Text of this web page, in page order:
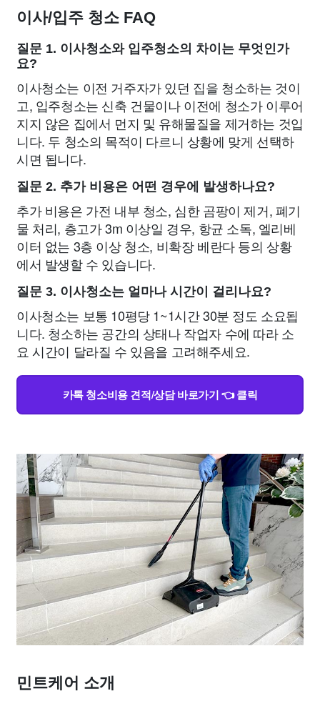
이사/입주 청소 FAQ
질문 1. 이사청소와 입주청소의 차이는 무엇인가
요?
이사청소는 이전 거주자가 있던 집을 청소하는 것이
고, 입주청소는 신축 건물이나 이전에 청소가 이루어
지지 않은 집에서 먼지 및 유해물질을 제거하는 것입
니다. 두 청소의 목적이 다르니 상황에 맞게 선택하
시면 됩니다.
질문 2. 추가 비용은 어떤 경우에 발생하나요?
추가 비용은 가전 내부 청소, 심한 곰팡이 제거, 폐기
물 처리, 층고가 3m 이상일 경우, 항균 소독, 엘리베
이터 없는 3층 이상 청소, 비확장 베란다 등의 상황
에서 발생할 수 있습니다.
질문 3. 이사청소는 얼마나 시간이 걸리나요?
이사청소는 보통 10평당 1~1시간 30분 정도 소요됩
니다. 청소하는 공간의 상태나 작업자 수에 따라 소
요 시간이 달라질 수 있음을 고려해주세요.
카톡 청소비용 견적/상담 바로가기 👈 클릭
민트케어 소개